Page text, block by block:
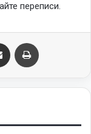
переписи.